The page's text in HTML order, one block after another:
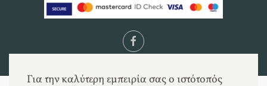
Για την καλύτερη εμπειρία σας ο ιστότοπός